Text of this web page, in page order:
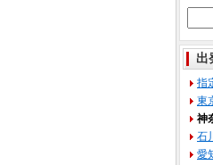
出
指
東
神
石
愛